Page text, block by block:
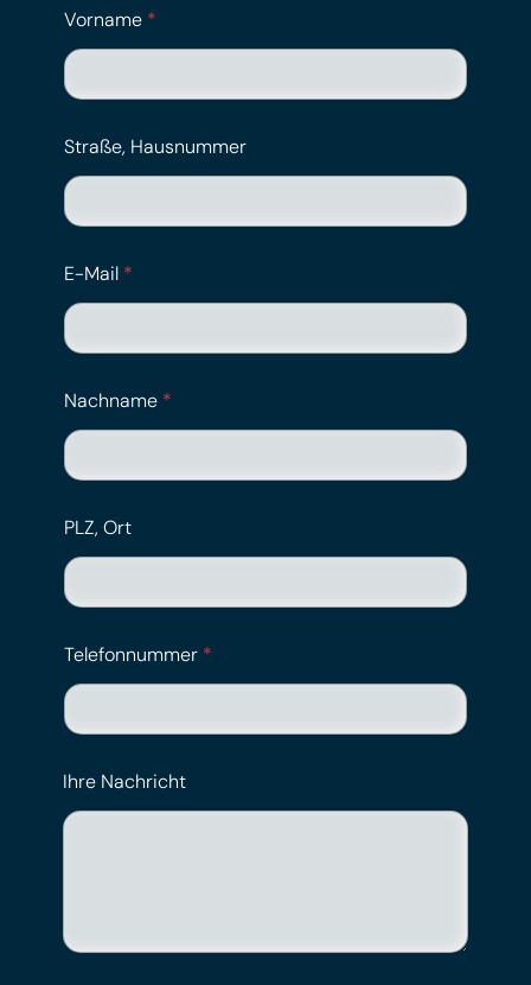
Vorname *
Straße, Hausnummer
E-Mail *
Nachname *
PLZ, Ort
Telefonnummer *
Ihre Nachricht